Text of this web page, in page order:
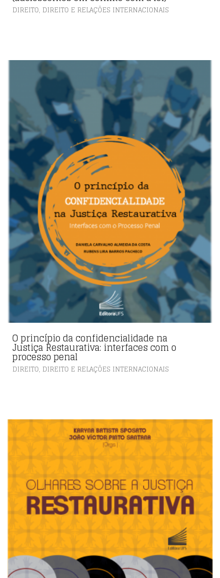
DIREITO, DIREITO E RELAÇÕES INTERNACIONAIS
O princípio da confidencialidade na
Justiça Restaurativa: interfaces com o
processo penal
DIREITO, DIREITO E RELAÇÕES INTERNACIONAIS